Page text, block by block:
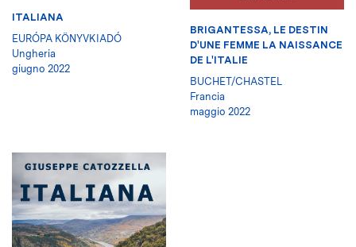
ITALIANA
EURÓPA KÖNYVKIADÓ
Ungheria
giugno 2022
BRIGANTESSA, LE DESTIN
D'UNE FEMME LA NAISSANCE
DE L'ITALIE
BUCHET/CHASTEL
Francia
maggio 2022